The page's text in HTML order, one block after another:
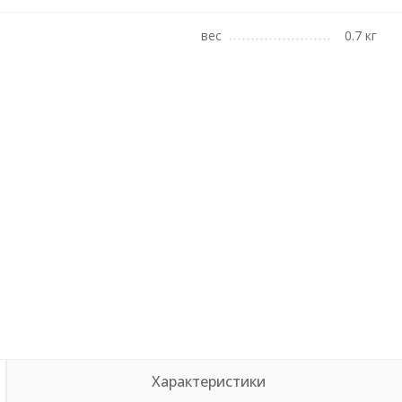
вес 0.7 кг
Характеристики